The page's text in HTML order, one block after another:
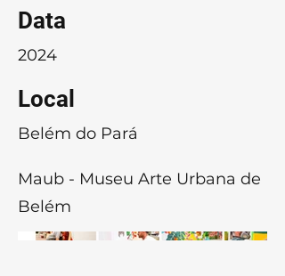
Data
2024
Local
Belém do Pará
Maub - Museu Arte Urbana de
Belém